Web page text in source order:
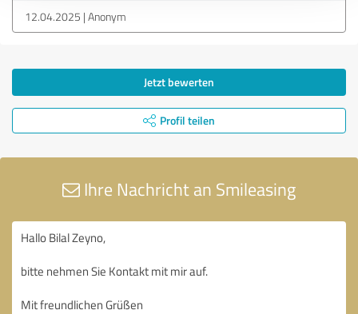
12.04.2025 Anonym
Jetzt bewerten
Profil teilen
Ihre Nachricht an Smileasing